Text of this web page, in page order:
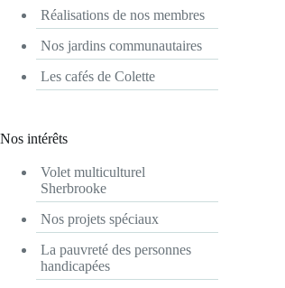
Réalisations de nos membres
Nos jardins communautaires
Les cafés de Colette
Nos intérêts
Volet multiculturel
Sherbrooke
Nos projets spéciaux
La pauvreté des personnes
handicapées